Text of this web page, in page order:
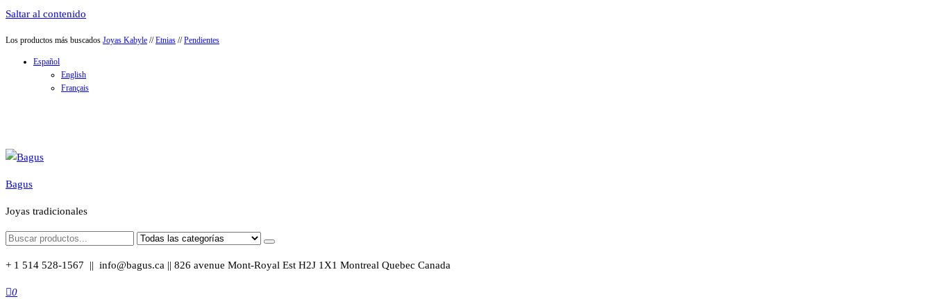
Saltar al contenido
Los productos más buscados Joyas Kabyle //Etnias //Pendientes
Español
English
Français
Bagus
Joyas tradicionales
+ 1 514 528-1567 || info@bagus.ca || 826 avenue Mont-Royal Est H2J 1X1 Montreal Quebec Canada
0